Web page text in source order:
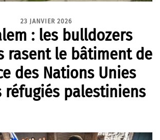
23 JANVIER 2026
: les bulldozers
rasent le bâtiment de
des Nations Unies
réfugiés palestiniens